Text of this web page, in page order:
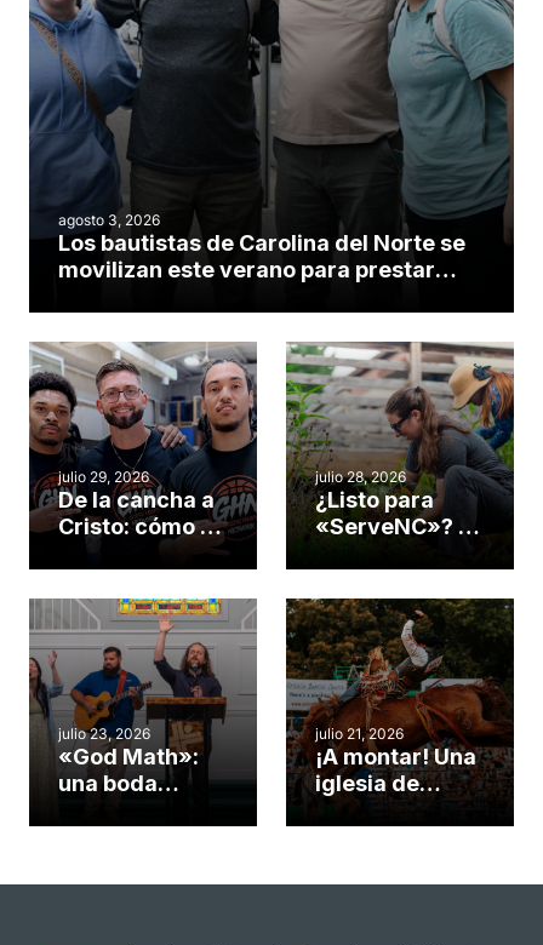
agosto 3, 2026
Los bautistas de Carolina del Norte se
movilizan este verano para prestar
julio 29, 2026
De la cancha a
Cristo: cómo el
gimnasio de
Cary se
convirtió en un
insólito campo
misionero te
cuento
julio 28, 2026
¿Listo para
«ServeNC»? 4
obra de Dios
durante la
Semana
ServeNC
julio 23, 2026
«God Math»:
una boda
celebra el
julio 21, 2026
¡A montar! Una
iglesia de
rodeo anual en